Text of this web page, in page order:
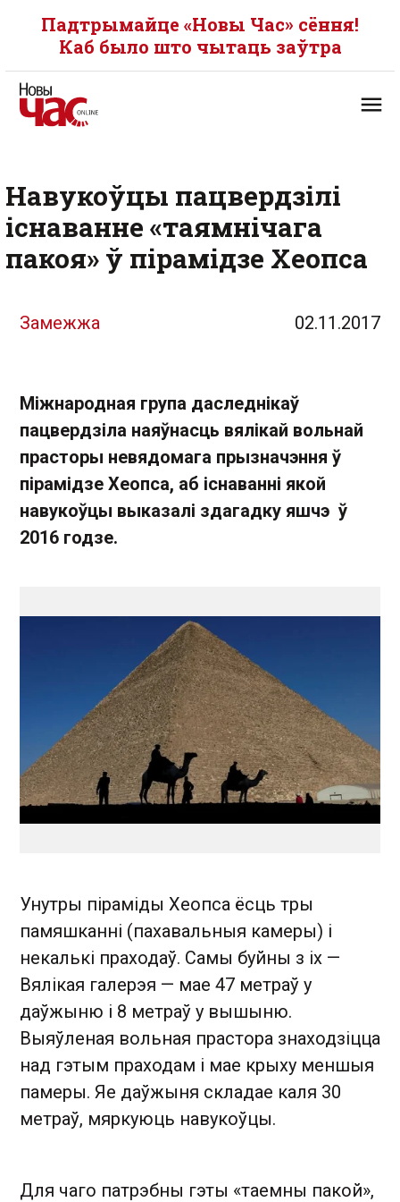
Падтрымайце «Новы Час» сёння!
Каб было што чытаць заўтра
Навукоўцы пацвердзілі
існаванне «таямнічага
пакоя» ў пірамідзе Хеопса
Замежжа 02.11.2017
Міжнародная група даследнікаў
пацвердзіла наяўнасць вялікай вольнай
прасторы невядомага прызначэння ў
пірамідзе Хеопса, аб існаванні якой
навукоўцы выказалі здагадку яшчэ ў
2016 годзе.
Унутры піраміды Хеопса ёсць тры
памяшканні (пахавальныя камеры) і
некалькі праходаў. Самы буйны з іх —
Вялікая галерэя — мае 47 метраў у
даўжыню і 8 метраў у вышыню.
Выяўленая вольная прастора знаходзіцца
над гэтым праходам і мае крыху меншыя
памеры. Яе даўжыня складае каля 30
метраў, мяркуюць навукоўцы.
Для чаго патрэбны гэты «таемны пакой»,